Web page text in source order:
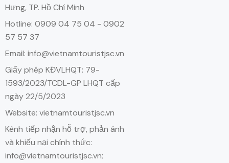
Hưng, TP. Hồ Chí Minh
Hotline: 0909 04 75 04 - 0902
57 57 37
Email: info@vietnamtouristjsc.vn
Giấy phép KĐVLHQT: 79-
1593/2023/TCDL-GP LHQT cấp
ngày 22/5/2023
Website: vietnamtouristjsc.vn
Kênh tiếp nhận hỗ trợ, phản ánh
và khiếu nại chính thức:
info@vietnamtouristjsc.vn;